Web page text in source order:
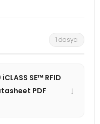
1 dosya
SE™ RFID
PDF
↓